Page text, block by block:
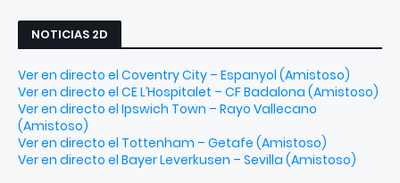
NOTICIAS 2D
Ver en directo el Coventry City – Espanyol (Amistoso)
Ver en directo el CE L’Hospitalet – CF Badalona (Amistoso)
Ver en directo el Ipswich Town – Rayo Vallecano
(Amistoso)
Ver en directo el Tottenham – Getafe (Amistoso)
Ver en directo el Bayer Leverkusen – Sevilla (Amistoso)